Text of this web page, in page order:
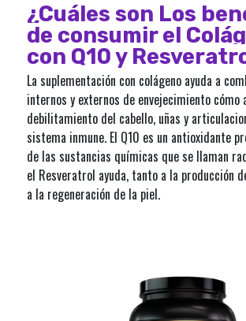
¿Cuáles son Los
de consumir el
con Q10 y
La suplementación con colágeno ayuda a
internos y externos de envejecimiento cómo
debilitamiento del cabello, uñas y
sistema inmune. El Q10 es un antioxidante
de las sustancias químicas que se llaman
el Resveratrol ayuda, tanto a la producción
a la regeneración de la piel.